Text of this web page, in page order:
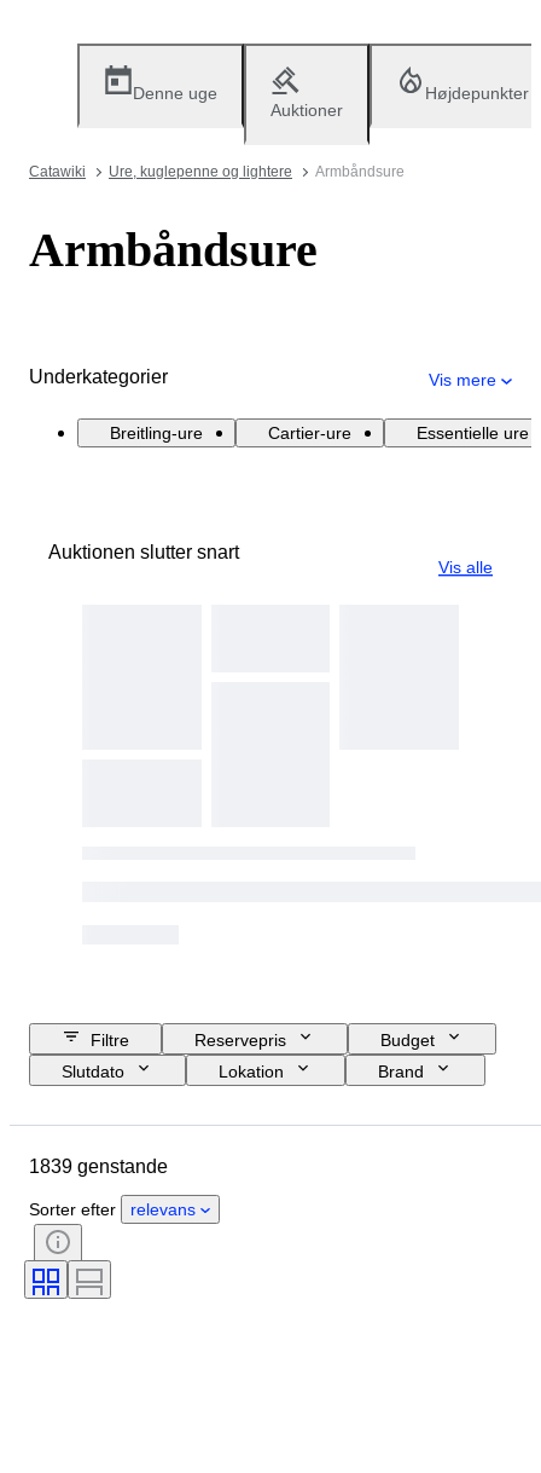
Denne uge
Auktioner
Højdepunkter
Catawiki Ure, kuglepenne og lightere Armbåndsure
Armbåndsure
Underkategorier Vis mere
Breitling-ure Cartier-ure Essentielle ure
Auktionen slutter snart
Vis alle
Filtre Reservepris
Budget
Slutdato
Lokation
Brand
Materiale
Farve
Urremmens materiale
Model
1839 genstande
Sorter efter relevans